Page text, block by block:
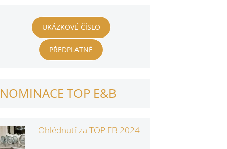
UKÁZKOVÉ ČÍSLO
PŘEDPLATNÉ
NOMINACE TOP E&B
Ohlédnutí za TOP EB 2024